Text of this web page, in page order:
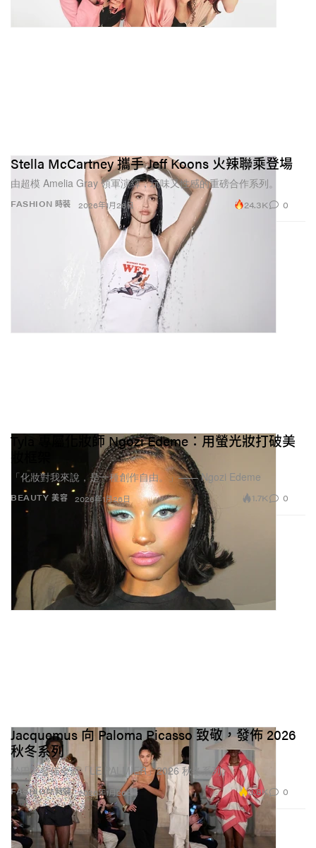
FASHION 時裝
Stella McCartney 攜手 Jeff Koons 火辣聯乘登場
由超模 Amelia Gray 領軍演繹，玩味又性感的重磅合作系列。
2026年1月26日 24.3K 0
BEAUTY 美容
Tyla 專屬化妝師 Ngozi Edeme：用螢光妝打破美
妝框架
「化妝對我來說，是一種創作自由。」—— Ngozi Edeme
2026年1月26日 1.7K 0
FASHION 時裝
Jacquemus 向 Paloma Picasso 致敬，發佈 2026
秋冬系列
於巴黎發佈全新「LE PALMIER」2026 秋冬系列。
2026年1月26日 3.8K 0